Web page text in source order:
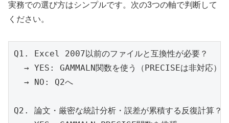
実務での選び方はシンプルです。次の3つの軸で判断して
ください。
Q1. Excel 2007以前のファイルと互換性が必要？
  → YES: GAMMALN関数を使う（PRECISEは非対応）
  → NO: Q2へ
Q2. 論文・厳密な統計分析・誤差が累積する反復計算？